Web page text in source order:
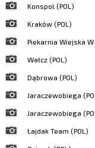
Konspol (POL)
Kraków (POL)
Piekarnia Wiejska
Wałcz (POL)
Dąbrowa (POL)
Jaraczewobiega
Jaraczewobiega
Łajdak Team (POL)